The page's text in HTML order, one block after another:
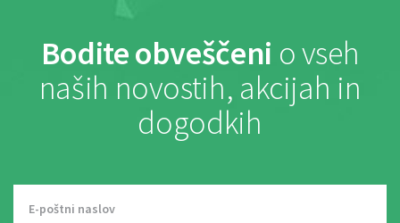
Bodite obveščeni o vseh
naših novostih, akcijah in
dogodkih